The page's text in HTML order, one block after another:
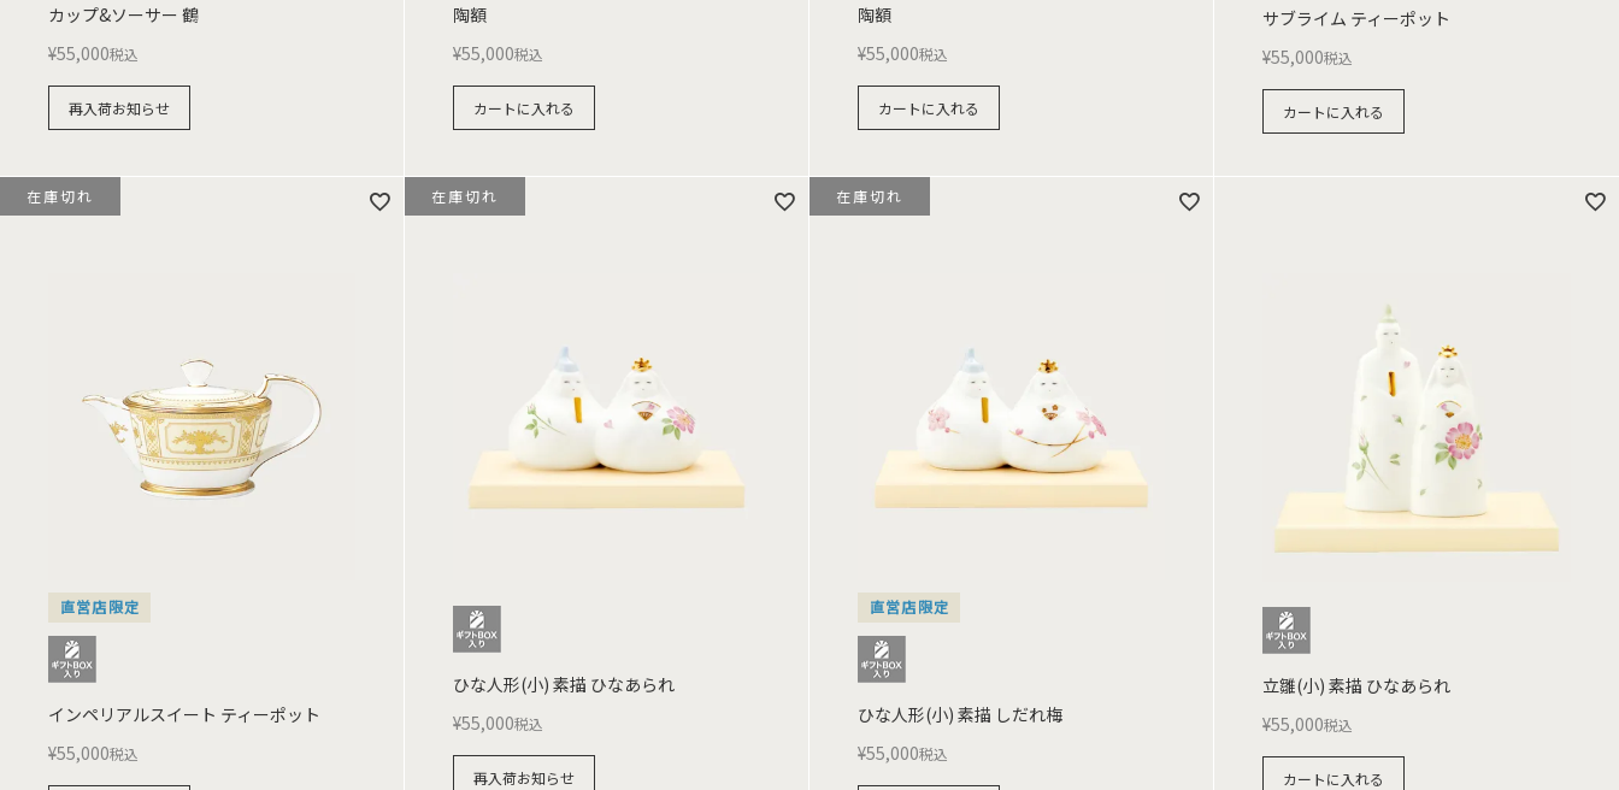
カップ&ソーサー 鶴
¥55,000税込
再入荷お知らせ
陶額
¥55,000税込
カートに入れる
陶額
¥55,000税込
カートに入れる
サブライム ティーポット
¥55,000税込
カートに入れる
直営店限定
インペリアルスイート ティーポット
¥55,000税込
在庫切れ
ひな人形(小) 素描 ひなあられ
¥55,000税込
再入荷お知らせ
在庫切れ
直営店限定
ひな人形(小) 素描 しだれ梅
¥55,000税込
在庫切れ
立雛(小) 素描 ひなあられ
¥55,000税込
カートに入れる